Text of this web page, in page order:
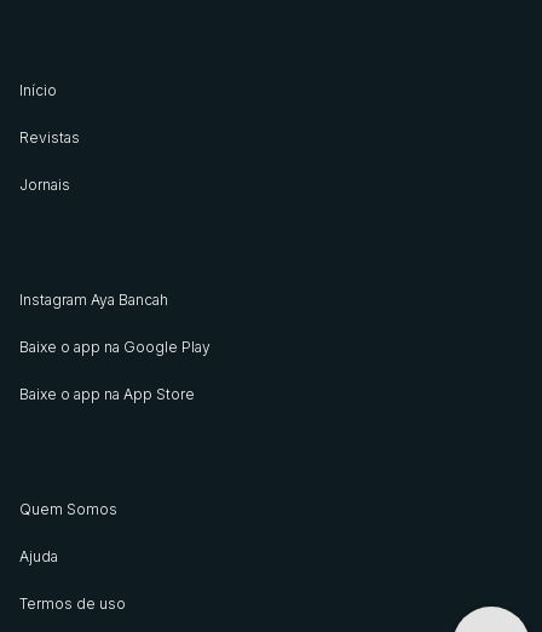
Início
Revistas
Jornais
Instagram Aya Bancah
Baixe o app na Google Play
Baixe o app na App Store
Quem Somos
Ajuda
Termos de uso